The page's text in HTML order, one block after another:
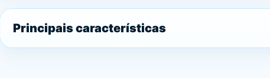
Principais características